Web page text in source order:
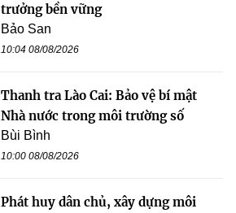
trưởng bền vững
Bảo San
10:04 08/08/2026
Thanh tra Lào Cai: Bảo vệ bí mật
Nhà nước trong môi trường số
Bùi Bình
10:00 08/08/2026
Phát huy dân chủ, xây dựng môi